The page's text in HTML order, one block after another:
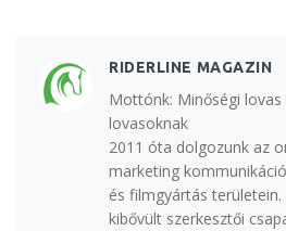
RIDERLINE MAGAZIN
Mottónk: Minőségi
lovasoknak
2011 óta dolgozunk az
marketing
és filmgyártás
kibővült szerkesztői